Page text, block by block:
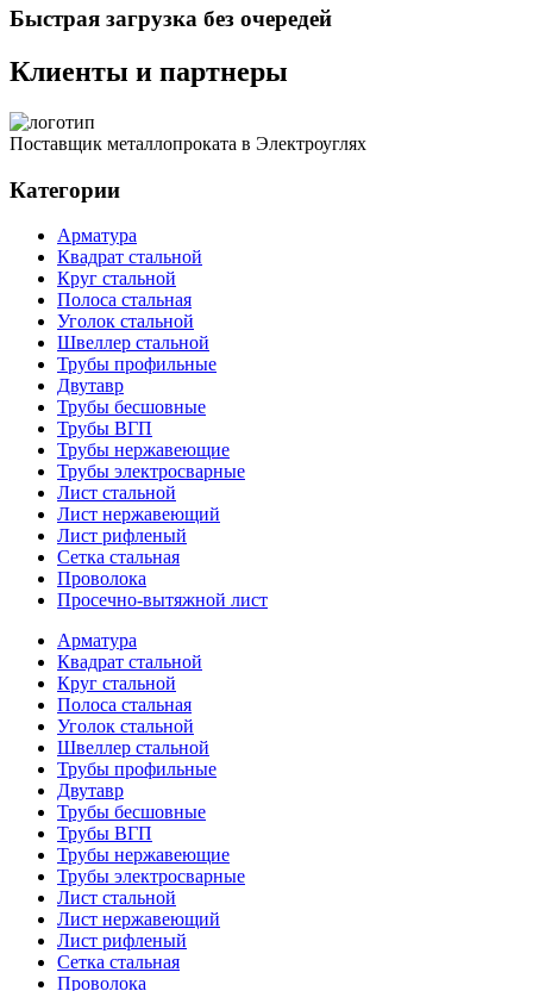
Быстрая загрузка без очередей
Клиенты и партнеры
Поставщик металлопроката в Электроуглях
Категории
Арматура
Квадрат стальной
Круг стальной
Полоса стальная
Уголок стальной
Швеллер стальной
Трубы профильные
Двутавр
Трубы бесшовные
Трубы ВГП
Трубы нержавеющие
Трубы электросварные
Лист стальной
Лист нержавеющий
Лист рифленый
Сетка стальная
Проволока
Просечно-вытяжной лист
Арматура
Квадрат стальной
Круг стальной
Полоса стальная
Уголок стальной
Швеллер стальной
Трубы профильные
Двутавр
Трубы бесшовные
Трубы ВГП
Трубы нержавеющие
Трубы электросварные
Лист стальной
Лист нержавеющий
Лист рифленый
Сетка стальная
Проволока